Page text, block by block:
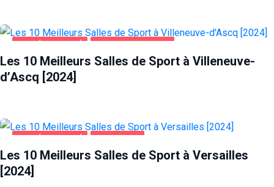
Les 10 Meilleurs Salles de Sport à Villeneuve-
d’Ascq [2024]
Les 10 Meilleurs Salles de Sport à Versailles
[2024]